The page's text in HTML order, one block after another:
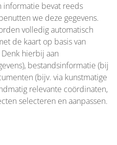
informatie bevat reeds
we deze gegevens.
volledig automatisch
de kaart op basis van
hierbij aan
bestandsinformatie (bij
(bijv. via kunstmatige
relevante coördinaten,
selecteren en aanpassen.